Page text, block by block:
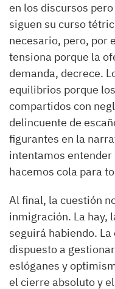
en los discursos
siguen su curso
necesario, pero, por
tensiona porque la
demanda, decrece.
equilibrios porque
compartidos con
delincuente de
figurantes en la
intentamos
hacemos cola para
Al final, la cuestión
inmigración. La hay,
seguirá habiendo.
dispuesto a
eslóganes y
el cierre absoluto y